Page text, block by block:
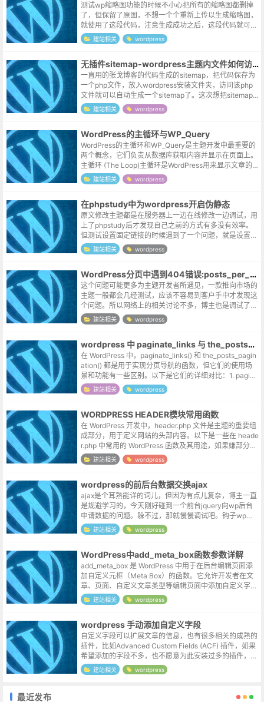
测试wp缩略图功能的时候不小心把所有的缩略图都删掉
了，但保留了原图，不想一个个重新上传以生成缩略图，
就使用了这段代码，注意生成成功之后，这段代码就可以
删掉了。忽然想起之前钉钉宣传的某个功能，阅后即焚~
~function regener...
建站相关 wordpress
无插件sitemap-wordpress主题内文件如何访问根目录
一直用的张戈博客的代码生成的sitemap，把代码保存为
一个php文件，放入wordpress安装文件夹，访问该php
文件就可以自动生成一个sitemap了。这次想把sitemap
文件直接收进主题，修改过程中遇到了几次报错，记录如
下。...
建站相关 wordpress
WordPress的主循环与WP_Query
WordPress的主循环和WP_Query是主题开发中最重要的
两个概念，它们负责从数据库获取内容并显示在页面上。
主循环 (The Loop)主循环是WordPress用来显示文章的
核心机制。它是一个PHP代码结构，用于遍历当前页面
请...
建站相关 wordpress
在phpstudy中为wordpress开启伪静态
原文修改主题都是在服务器上一边在线修改一边调试，用
上了phpstudy后才发现自己之前的方式有多没有效率。
但测试设置固定链接的时候遇到了一个问题，就是设置前
也无风雨也无晴，设置后统一返回404。这个问题之前尝
试搭建站点的时候也遇到过，...
建站相关 wordpress
WordPress分页中遇到404错误:posts_per_page
这个问题可能更多为主题开发者所遇见，一款推向市场的
主题一般都会几经测试，应该不容易到客户手中才发现这
个问题。所以网络上的相关讨论不多，博主也是调试了几
天才大致有了一些思路：后台的默认参数在wordpress的
后台设置里，是可以设置归档...
建站相关 wordpress
wordpress 中 paginate_links 与 the_posts_pagination 的区别
在 WordPress 中，paginate_links() 和 the_posts_pagin
ation() 都是用于实现分页导航的函数，但它们的使用场
景和功能有一些区别。以下是它们的详细对比：1. pagina
te_links()...
建站相关 wordpress
WORDPRESS HEADER模块常用函数
在 WordPress 开发中，header.php 文件是主题的重要组
成部分，用于定义网站的头部内容。以下是一些在 heade
r.php 中常用的 WordPress 函数及其用途，如果嫌部分函
数生成的默认模板不需要的元素过多，也可...
建站相关 wordpress
wordpress的前后台数据交换ajax
ajax是个耳熟能详的词儿，但因为有点儿复杂，博主一直
是规避学习的，今天刚好碰到一个前台jquery向wp后台
申请数据的问题。躲不过，那就慢慢调试吧。钩子wp的a
jax还区分了用户，对于不同的用户（登录与否）采用不
同的钩子，不过这里只...
建站相关 wordpress
WordPress中add_meta_box函数参数详解
add_meta_box 是 WordPress 中用于在后台编辑页面添
加自定义元框（Meta Box）的函数。它允许开发者在文
章、页面、自定义文章类型等编辑页面中添加自定义字段
或内容。以下是 add_meta_box 函数的参数及其...
建站相关 wordpress
wordpress 手动添加自定义字段
自定义字段可以扩展文章的信息，也有很多相关的成熟的
插件，比如Advanced Custom Fields (ACF) 插件，如果
希望添加的字段不多，也不愿意为此安装过多的插件，我
们也可以考虑手动来添加它。为post文章添加字段// 添...
建站相关 wordpress
最近发布